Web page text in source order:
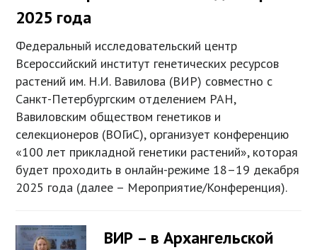
2025 года
Федеральный исследовательский центр
Всероссийский институт генетических ресурсов
растений им. Н.И. Вавилова (ВИР) совместно с
Санкт-Петербургским отделением РАН,
Вавиловским обществом генетиков и
селекционеров (ВОГиС), организует конференцию
«100 лет прикладной генетики растений», которая
будет проходить в онлайн-режиме 18–19 декабря
2025 года (далее – Мероприятие/Конференция).
ВИР – в Архангельской